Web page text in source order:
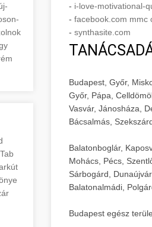
Tab
- i-love-motivational-
- facebook.com mmc
- synthasite.com
Budapest, Győr,
Győr, Pápa,
Vasvár, Jánosháza,
Bácsalmás,
Balatonboglár,
Mohács, Pécs,
Sárbogárd,
Balatonalmádi,
Budapest egész